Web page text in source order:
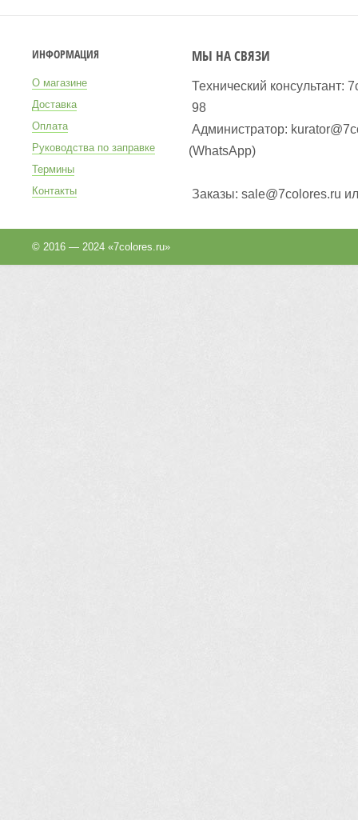
ИНФОРМАЦИЯ
О магазине
Доставка
Оплата
Руководства по заправке
Термины
Контакты
МЫ НА СВЯЗИ
Технический консультант:
98
Администратор:
(WhatsApp)
Заказы: sale@7colores.ru
© 2016 — 2024 «7colores.ru»